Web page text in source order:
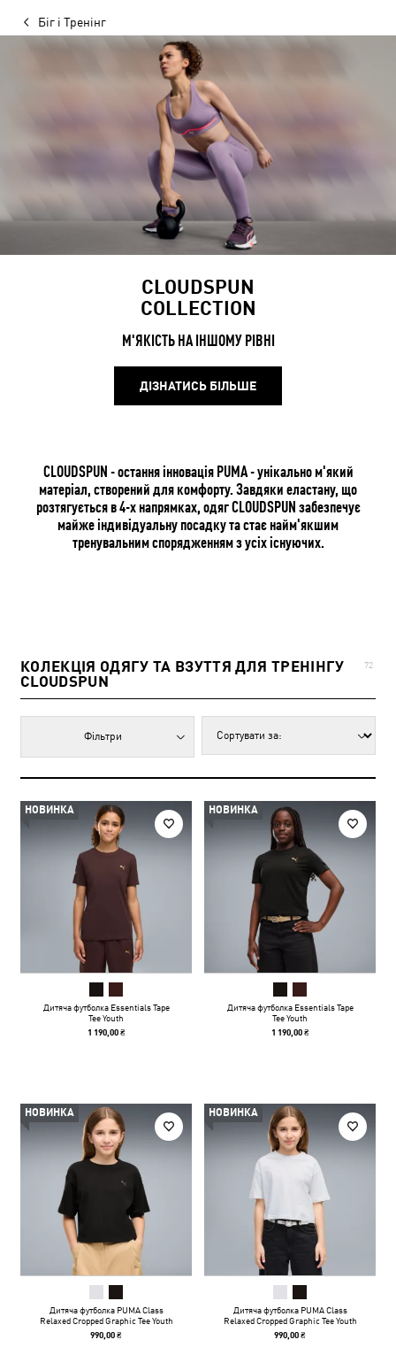
Біг і Тренінг
CLOUDSPUN
COLLECTION
М'ЯКІСТЬ НА ІНШОМУ РІВНІ
ДІЗНАТИСЬ БІЛЬШЕ
CLOUDSPUN - остання інновація PUMA - унікально м'який
матеріал, створений для комфорту. Завдяки еластану, що
розтягується в 4-х напрямках, одяг CLOUDSPUN забезпечує
майже індивідуальну посадку та стає найм'якшим
тренувальним спорядженням з усіх існуючих.
КОЛЕКЦІЯ ОДЯГУ ТА ВЗУТТЯ ДЛЯ ТРЕНІНГУ
CLOUDSPUN
72
Фільтри
НОВИНКА
Дитяча футболка Essentials Tape
Tee Youth
1 190,00 ₴
НОВИНКА
Дитяча футболка Essentials Tape
Tee Youth
1 190,00 ₴
НОВИНКА
Дитяча футболка PUMA Class
Relaxed Cropped Graphic Tee Youth
990,00 ₴
НОВИНКА
Дитяча футболка PUMA Class
Relaxed Cropped Graphic Tee Youth
990,00 ₴